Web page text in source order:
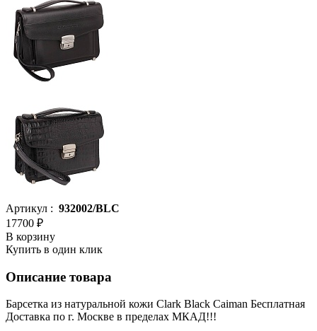
Артикул : 932002/BLC
17700 ₽
В корзину
Купить в один клик
Описание товара
Барсетка из натуральной кожи Clark Black Caiman Бесплатная
Доставка по г. Москве в пределах МКАД!!!